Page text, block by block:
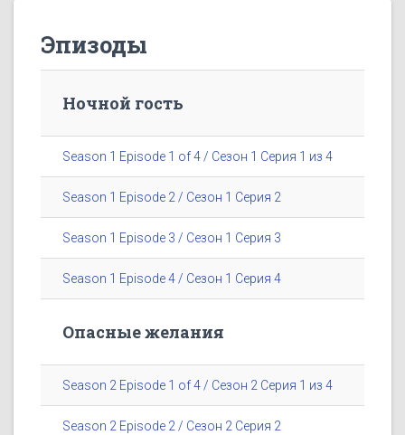
Эпизоды
Ночной гость
Season 1 Episode 1 of 4 / Сезон 1 Серия 1 из 4
Season 1 Episode 2 / Сезон 1 Серия 2
Season 1 Episode 3 / Сезон 1 Серия 3
Season 1 Episode 4 / Сезон 1 Серия 4
Опасные желания
Season 2 Episode 1 of 4 / Сезон 2 Серия 1 из 4
Season 2 Episode 2 / Сезон 2 Серия 2